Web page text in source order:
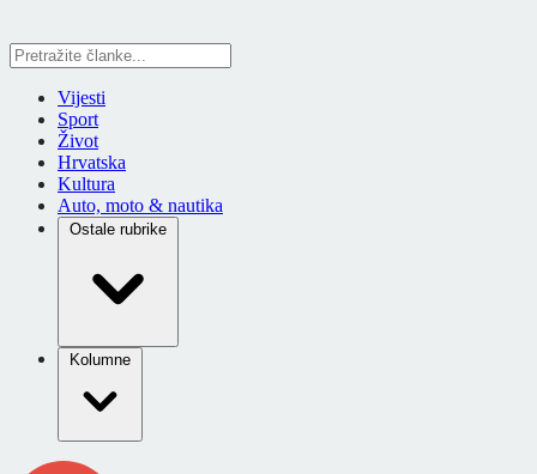
Vijesti
Sport
Život
Hrvatska
Kultura
Auto, moto & nautika
Ostale rubrike
Kolumne